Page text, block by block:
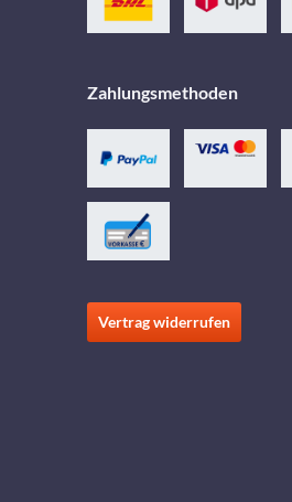
Zahlungsmethoden
Vertrag widerrufen